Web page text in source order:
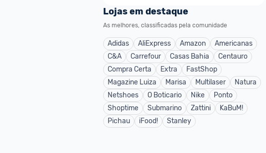
Lojas em destaque
As melhores, classificadas pela comunidade
Adidas AliExpress Amazon
Americanas
C&A
Carrefour Casas Bahia
Centauro
Compra Certa
Extra
FastShop
Magazine Luiza
Marisa Multilaser
Natura
Netshoes
O Boticario Nike
Ponto
Shoptime
Submarino Zattini
KaBuM!
Pichau
iFood! Stanley